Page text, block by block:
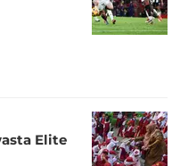
Elite